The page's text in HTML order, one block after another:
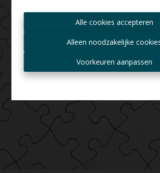
Alle cookies accepteren
Alleen noodzakelijke
Voorkeuren aanpassen
Altijd als eerste op de
hoogte zijn van nieuwe
aanbiedingen?
Ontvang aanbod per mail